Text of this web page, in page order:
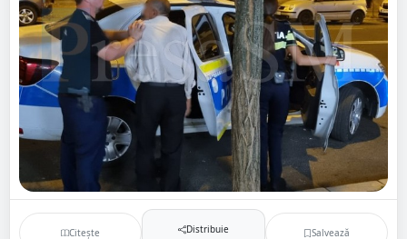
Citește Distribuie Salvează